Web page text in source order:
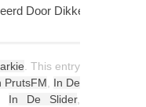
Door Dikke
. This entry
PrutsFM, In De
In De Slider,